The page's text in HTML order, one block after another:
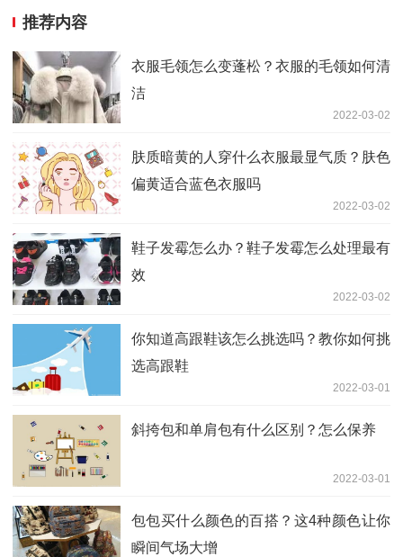
推荐内容
衣服毛领怎么变蓬松？衣服的毛领如何清
洁
2022-03-02
肤质暗黄的人穿什么衣服最显气质？肤色
偏黄适合蓝色衣服吗
2022-03-02
鞋子发霉怎么办？鞋子发霉怎么处理最有
效
2022-03-02
你知道高跟鞋该怎么挑选吗？教你如何挑
选高跟鞋
2022-03-01
斜挎包和单肩包有什么区别？怎么保养
2022-03-01
包包买什么颜色的百搭？这4种颜色让你
瞬间气场大增